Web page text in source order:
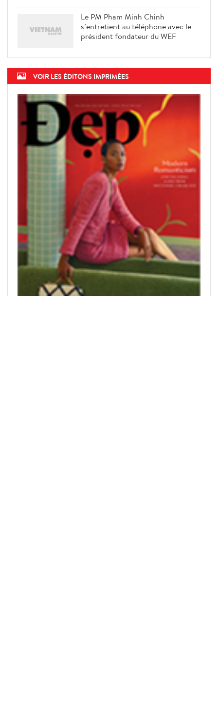
Le PM Pham Minh Chinh
s’entretient au téléphone avec le
président fondateur du WEF
VOIR LES ÉDITONS IMPRIMÉES